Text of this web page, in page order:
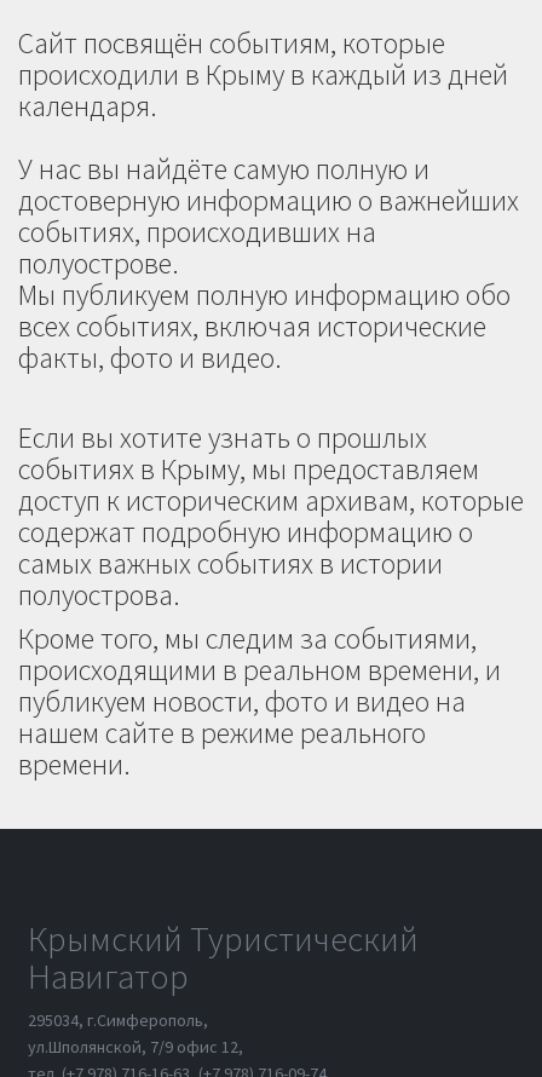
Сайт посвящён событиям, которые
происходили в Крыму в каждый из дней
календаря.
У нас вы найдёте самую полную и
достоверную информацию о важнейших
событиях, происходивших на
полуострове.
Мы публикуем полную информацию обо
всех событиях, включая исторические
факты, фото и видео.
Если вы хотите узнать о прошлых
событиях в Крыму, мы предоставляем
доступ к историческим архивам, которые
содержат подробную информацию о
самых важных событиях в истории
полуострова.
Кроме того, мы следим за событиями,
происходящими в реальном времени, и
публикуем новости, фото и видео на
нашем сайте в режиме реального
времени.
Крымский Туристический
Навигатор
295034, г.Симферополь,
ул.Шполянской, 7/9 офис 12,